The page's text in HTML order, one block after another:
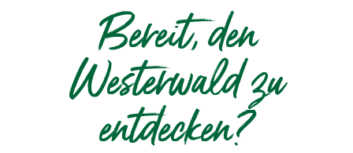
Bereit, den
Westerwald zu
entdecken?